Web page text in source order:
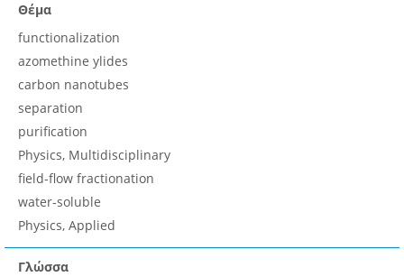
Θέμα
functionalization
azomethine ylides
carbon nanotubes
separation
purification
Physics, Multidisciplinary
field-flow fractionation
water-soluble
Physics, Applied
Γλώσσα